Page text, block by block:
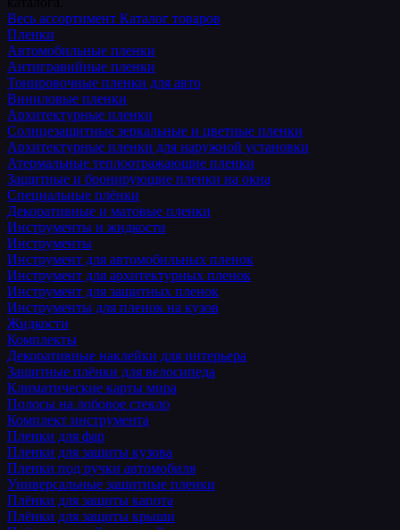
Весь ассортимент Каталог товаров
Пленки
Автомобильные пленки
Антигравийные пленки
Тонировочные пленки для авто
Виниловые пленки
Архитектурные пленки
Солнцезащитные зеркальные и цветные пленки
Архитектурные пленки для наружной установки
Атермальные теплоотражающие пленки
Защитные и бронирующие пленки на окна
Специальные плёнки
Декоративные и матовые пленки
Инструменты и жидкости
Инструменты
Инструмент для автомобильных пленок
Инструмент для архитектурных пленок
Инструмент для защитных пленок
Инструменты для пленок на кузов
Жидкости
Комплекты
Декоративные наклейки для интерьера
Защитные плёнки для велосипеда
Климатические карты мира
Полосы на лобовое стекло
Комплект инструмента
Пленки для фар
Пленки для защиты кузова
Пленки под ручки автомобиля
Универсальные защитные пленки
Плёнки для защиты капота
Плёнки для защиты крыши